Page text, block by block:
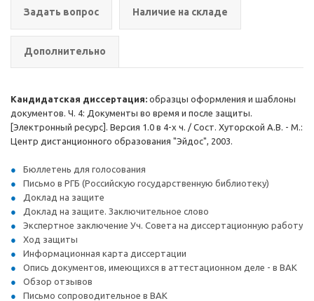
Задать вопрос Наличие на складе
Дополнительно
Кандидатская диссертация: образцы оформления и шаблоны
документов. Ч. 4: Документы во время и после защиты.
[Электронный ресурс]. Версия 1.0 в 4-х ч. / Сост. Хуторской А.В. - М.:
Центр дистанционного образования "Эйдос", 2003.
Бюллетень для голосования
Письмо в РГБ (Российскую государственную библиотеку)
Доклад на защите
Доклад на защите. Заключительное слово
Экспертное заключение Уч. Совета на диссертационную работу
Ход защиты
Информационная карта диссертации
Опись документов, имеющихся в аттестационном деле - в ВАК
Обзор отзывов
Письмо сопроводительное в ВАК